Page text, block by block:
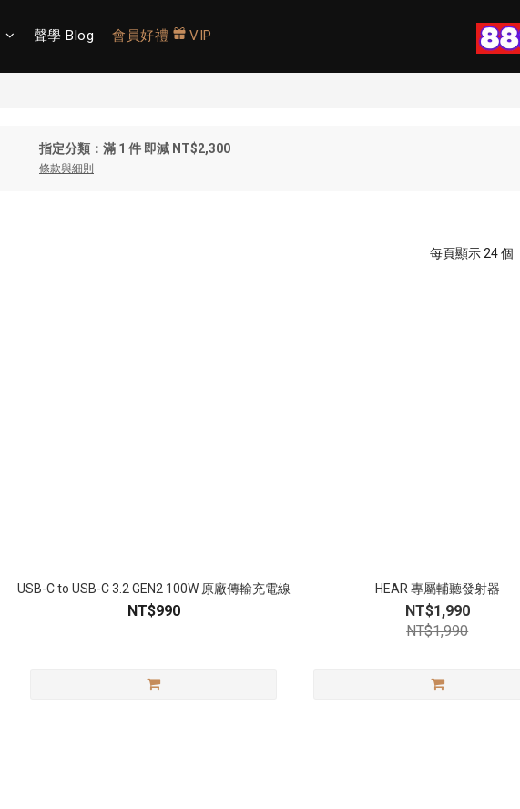
聲學 Blog 會員好禮 VIP
指定分類：滿 1 件 即減 NT$2,300
條款與細則
每頁顯示 24 個
USB-C to USB-C 3.2 GEN2 100W 原廠傳輸充電線
NT$990
HEAR 專屬輔聽發射器
NT$1,990
NT$1,990